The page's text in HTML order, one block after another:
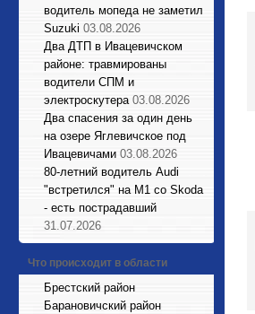
водитель мопеда не заметил
Suzuki 03.08.2026
Два ДТП в Ивацевичском
районе: травмированы
водители СПМ и
электроскутера 03.08.2026
Два спасения за один день
на озере Яглевичское под
Ивацевичами 03.08.2026
80-летний водитель Audi
"встретился" на М1 со Skoda
- есть пострадавший
31.07.2026
Что происходит в области
Брестский район
Барановичский район